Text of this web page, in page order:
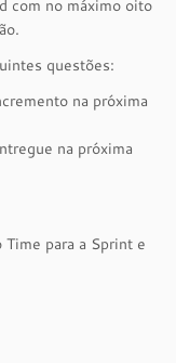
com no máximo oito
questões:
na próxima
na próxima
para a Sprint e